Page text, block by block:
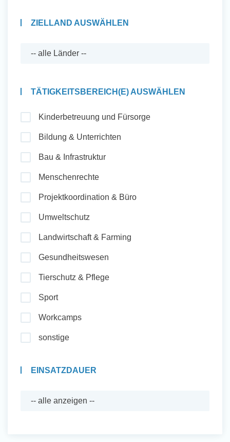
Auslandserfahrung Sammeln
Initiativbewerbung
ZIELLAND AUSWÄHLEN
TÄTIGKEITSBEREICH(E) AUSWÄHLEN
Kinderbetreuung und Fürsorge
Bildung & Unterrichten
Bau & Infrastruktur
Menschenrechte
Projektkoordination & Büro
Umweltschutz
Landwirtschaft & Farming
Gesundheitswesen
Tierschutz & Pflege
Sport
Workcamps
sonstige
EINSATZDAUER